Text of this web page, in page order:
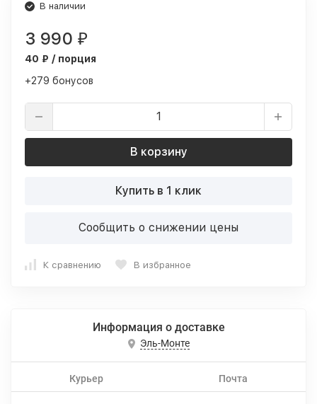
В наличии
3 990 ₽
40 ₽ / порция
+279 бонусов
В корзину
Купить в 1 клик
Сообщить о снижении цены
К сравнению В избранное
Информация о доставке
Эль-Монте
Курьер Почта